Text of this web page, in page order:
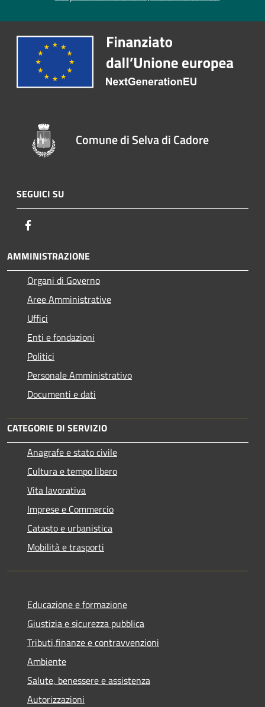
Comune di Selva di Cadore
SEGUICI SU
AMMINISTRAZIONE
Organi di Governo
Aree Amministrative
Uffici
Enti e fondazioni
Politici
Personale Amministrativo
Documenti e dati
CATEGORIE DI SERVIZIO
Anagrafe e stato civile
Cultura e tempo libero
Vita lavorativa
Imprese e Commercio
Catasto e urbanistica
Mobilità e trasporti
Educazione e formazione
Giustizia e sicurezza pubblica
Tributi,finanze e contravvenzioni
Ambiente
Salute, benessere e assistenza
Autorizzazioni